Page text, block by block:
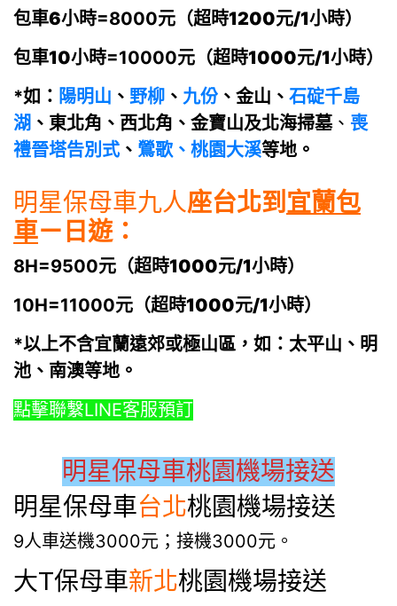
包車6小時=8000元（超時1200元/1小時）
包車10小時=10000元（超時1000元/1小時）
*如： 陽明山 、 野柳 、 九份 、金山、 石碇千島
湖 、東北角、西北角、金寶山及北海掃墓、 喪
禮晉塔告別式、 鶯歌、桃園大溪等地。
明星保母車九人座台北到宜蘭包
車ㄧ日遊：
8H=9500元（超時1000元/1小時）
10H=11000元（超時1000元/1小時）
*以上不含宜蘭遠郊或極山區，如：太平山、明
池、南澳等地。
點擊聯繫LINE客服預訂
明星保母車桃園機場接送
明星保母車台北桃園機場接送
9人車送機3000元；接機3000元。
大T保母車新北桃園機場接送